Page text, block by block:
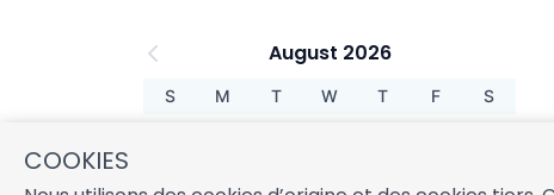
COOKIES
August 2026
S M T W T F
S